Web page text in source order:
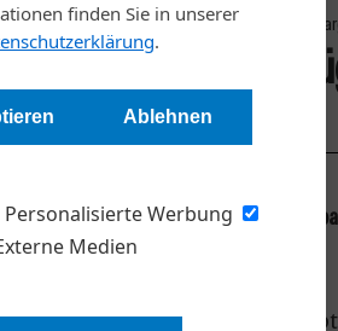
finden Sie in unserer
.
Ablehnen
Personalisierte Werbung
Medien
Payment in
Die Wirtschaft
moderne Zahlungslösungen mit
KMU Forschung Österreich